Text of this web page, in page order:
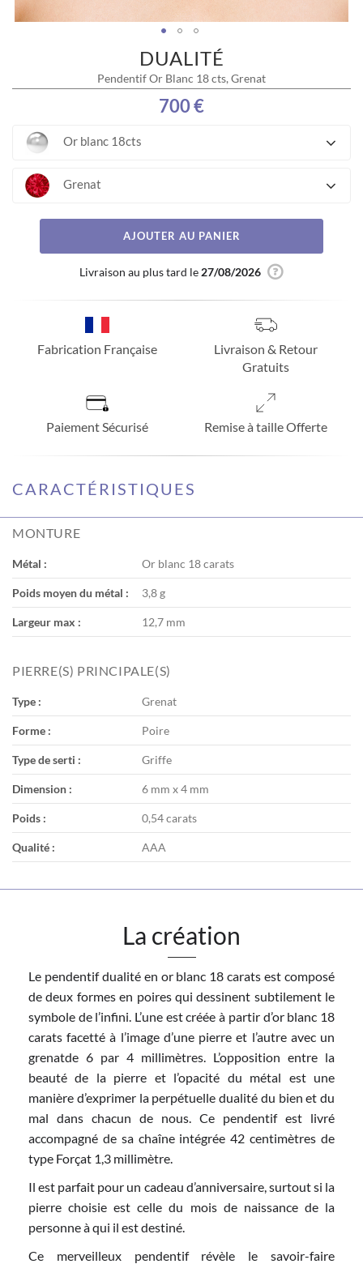
DUALITÉ
Pendentif Or Blanc 18 cts, Grenat
700 €
Or blanc 18cts
Grenat
AJOUTER AU PANIER
Livraison au plus tard le 27/08/2026
Fabrication Française
Livraison & Retour
Gratuits
Paiement Sécurisé Remise à taille Offerte
images
CARACTÉRISTIQUES
MONTURE
Métal : Or blanc 18 carats
Poids moyen du métal : 3,8 g
Largeur max : 12,7 mm
PIERRE(S) PRINCIPALE(S)
Type : Grenat
Forme : Poire
Type de serti : Griffe
Dimension : 6 mm x 4 mm
Poids : 0,54 carats
Qualité : AAA
La création
Le pendentif dualité en or blanc 18 carats est composé
de deux formes en poires qui dessinent subtilement le
symbole de l’infini. L’une est créée à partir d’or blanc 18
carats facetté à l’image d’une pierre et l’autre avec un
grenatde 6 par 4 millimètres. L’opposition entre la
beauté de la pierre et l’opacité du métal est une
manière d’exprimer la perpétuelle dualité du bien et du
mal dans chacun de nous. Ce pendentif est livré
accompagné de sa chaîne intégrée 42 centimètres de
type Forçat 1,3 millimètre.
Il est parfait pour un cadeau d’anniversaire, surtout si la
pierre choisie est celle du mois de naissance de la
personne à qui il est destiné.
Ce merveilleux pendentif révèle le savoir-faire